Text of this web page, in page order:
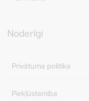
Noderīgi
Privātuma politika
Piekļūstamība